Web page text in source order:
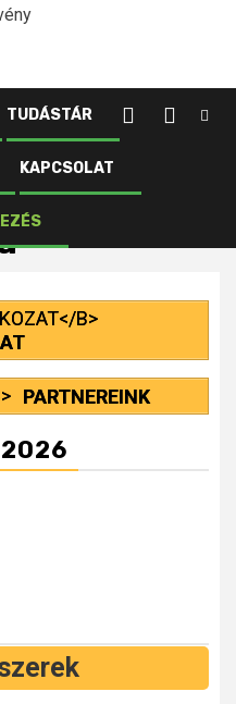
TUDÁSTÁR
KAPCSOLAT
PARTNEREINK
2026